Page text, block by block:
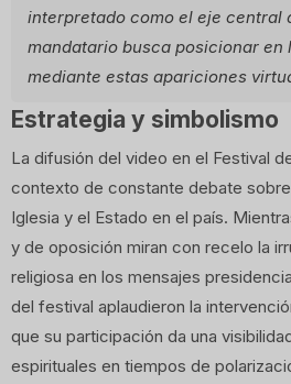
interpretado como el eje central
mandatario busca posicionar en
mediante estas apariciones
Estrategia y simbolismo
La difusión del video en el Festival
contexto de constante debate
Iglesia y el Estado en el país.
y de oposición miran con recelo la
religiosa en los mensajes
del festival aplaudieron la
que su participación da una
espirituales en tiempos de